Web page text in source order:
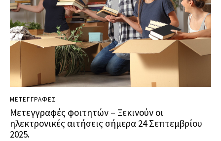
ΜΕΤΕΓΓΡΑΦΕΣ
Μετεγγραφές φοιτητών – Ξεκινούν οι
ηλεκτρονικές αιτήσεις σήμερα 24 Σεπτεμβρίου
2025.